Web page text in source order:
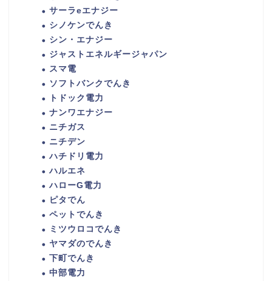
サーラeエナジー
シノケンでんき
シン・エナジー
ジャストエネルギージャパン
スマ電
ソフトバンクでんき
トドック電力
ナンワエナジー
ニチガス
ニチデン
ハチドリ電力
ハルエネ
ハローG電力
ピタでん
ペットでんき
ミツウロコでんき
ヤマダのでんき
下町でんき
中部電力